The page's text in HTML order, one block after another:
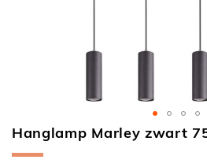
Ga
naar
Hanglamp Marley zwart